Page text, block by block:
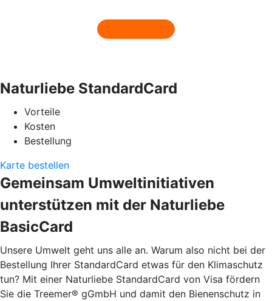
Naturliebe StandardCard
Vorteile
Kosten
Bestellung
Karte bestellen
Gemeinsam Umweltinitiativen
unterstützen mit der Naturliebe
BasicCard
Unsere Umwelt geht uns alle an. Warum also nicht bei der
Bestellung Ihrer StandardCard etwas für den Klimaschutz
tun? Mit einer Naturliebe StandardCard von Visa fördern
Sie die Treemer® gGmbH und damit den Bienenschutz in